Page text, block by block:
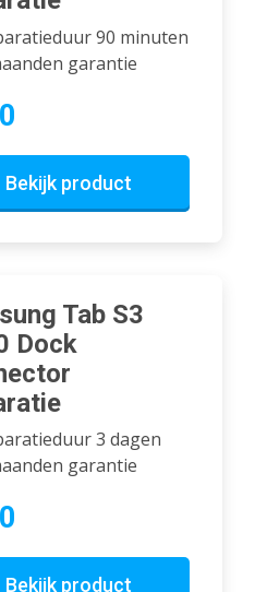
90 minuten
garantie
Bekijk product
Tab S3
Dock
3 dagen
garantie
Bekijk product